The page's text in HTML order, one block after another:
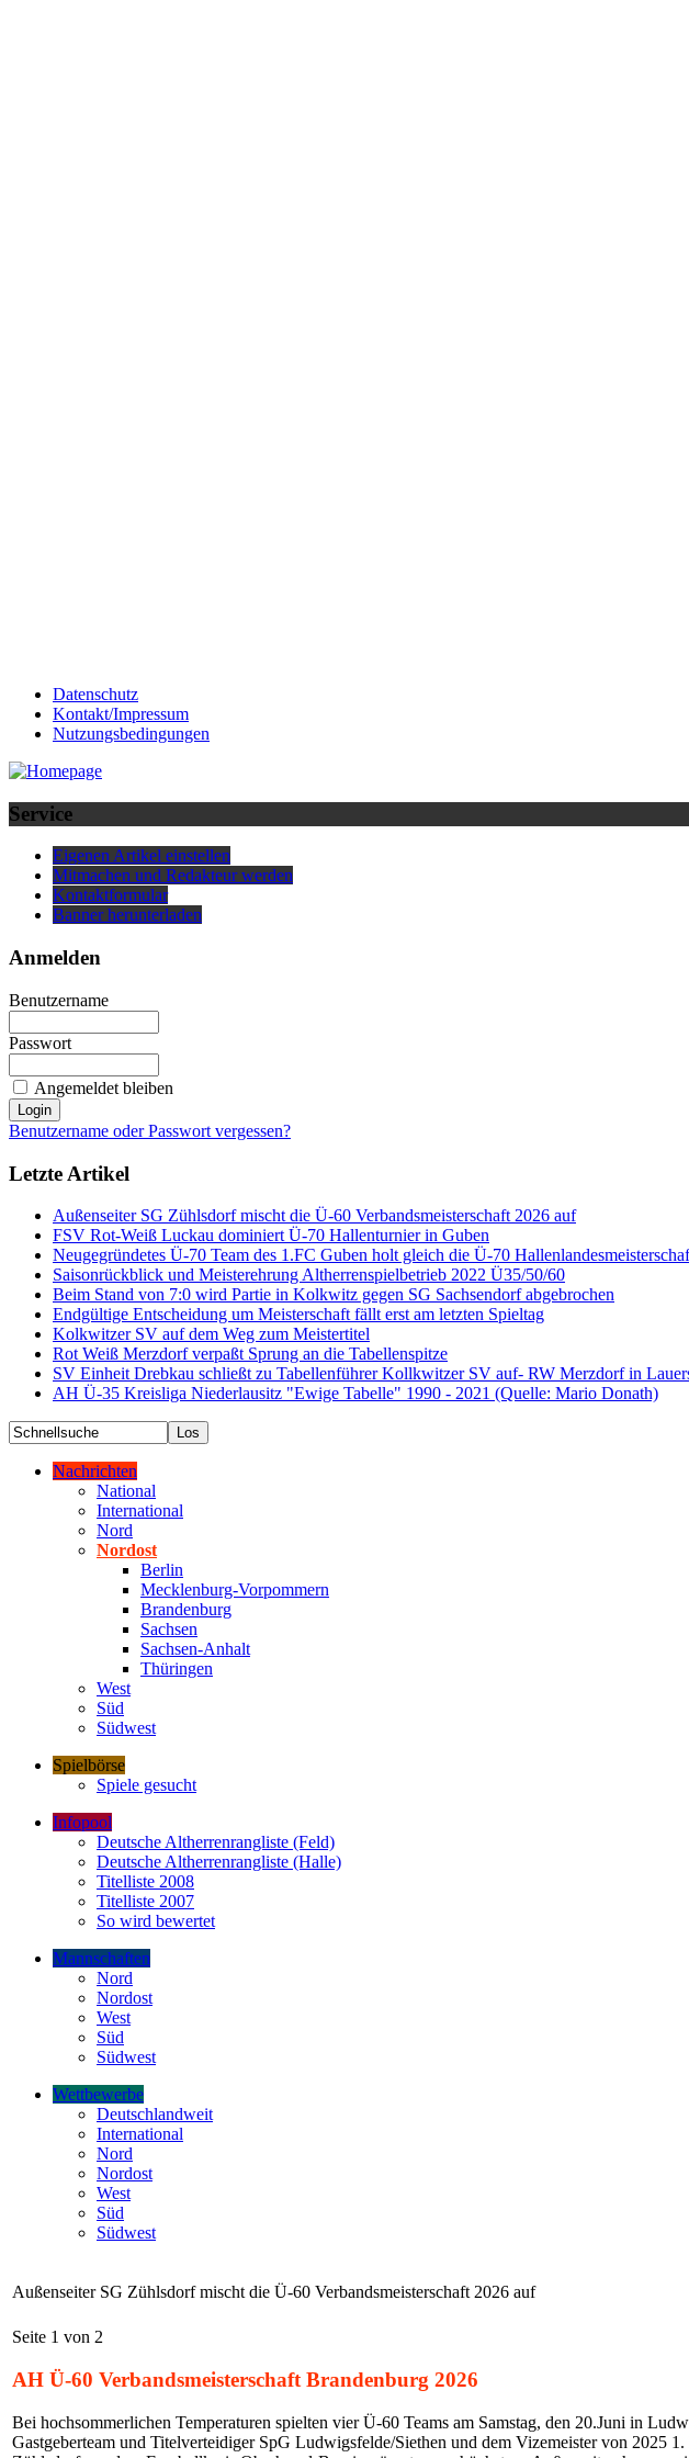
Datenschutz
Kontakt/Impressum
Nutzungsbedingungen
Service
Eigenen Artikel einstellen
Mitmachen und Redakteur werden
Kontaktformular
Banner herunterladen
Anmelden
Benutzername
Passwort
Angemeldet bleiben
Benutzername oder Passwort vergessen?
Letzte Artikel
Außenseiter SG Zühlsdorf mischt die Ü-60 Verbandsmeisterschaft 2026 auf
FSV Rot-Weiß Luckau dominiert Ü-70 Hallenturnier in Guben
Neugegründetes Ü-70 Team des 1.FC Guben holt gleich die Ü-70
Saisonrückblick und Meisterehrung Altherrenspielbetrieb 2022 Ü35/50/60
Beim Stand von 7:0 wird Partie in Kolkwitz gegen SG Sachsendorf abgebrochen
Endgültige Entscheidung um Meisterschaft fällt erst am letzten Spieltag
Kolkwitzer SV auf dem Weg zum Meistertitel
Rot Weiß Merzdorf verpaßt Sprung an die Tabellenspitze
SV Einheit Drebkau schließt zu Tabellenführer Kollkwitzer SV auf- RW Merzdorf in
AH Ü-35 Kreisliga Niederlausitz "Ewige Tabelle" 1990 - 2021 (Quelle: Mario Donath)
Nachrichten
National
International
Nord
Nordost
Berlin
Mecklenburg-Vorpommern
Brandenburg
Sachsen
Sachsen-Anhalt
Thüringen
West
Süd
Südwest
Spielbörse
Spiele gesucht
Infopool
Deutsche Altherrenrangliste (Feld)
Deutsche Altherrenrangliste (Halle)
Titelliste 2008
Titelliste 2007
So wird bewertet
Mannschaften
Nord
Nordost
West
Süd
Südwest
Wettbewerbe
Deutschlandweit
International
Nord
Nordost
West
Süd
Südwest
Außenseiter SG Zühlsdorf mischt die Ü-60 Verbandsmeisterschaft 2026 auf
Seite 1 von 2
AH Ü-60 Verbandsmeisterschaft Brandenburg 2026
Bei hochsommerlichen Temperaturen spielten vier Ü-60 Teams am Samstag, den 20.Juni in
Gastgeberteam und Titelverteidiger SpG Ludwigsfelde/Siethen und dem Vizemeister von 2025